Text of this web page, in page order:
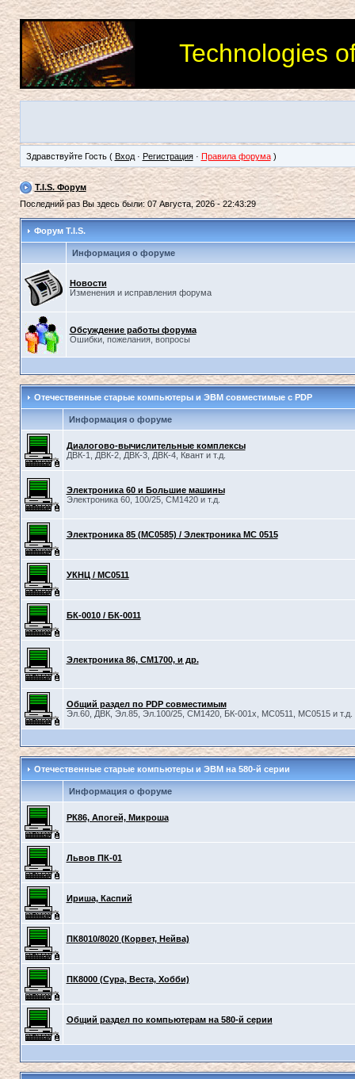
Technologies
Здравствуйте Гость ( Вход· Регистрация· Правила форума)
T.I.S. Форум
Последний раз Вы здесь были: 07 Августа, 2026 - 22:43:29
Форум T.I.S.
Информация о форуме
Новости
Изменения и исправления форума
Обсуждение работы форума
Ошибки, пожелания, вопросы
Отечественные старые компьютеры и ЭВМ совместимые с PDP
Информация о форуме
Диалогово-вычислительные комплексы
ДВК-1, ДВК-2, ДВК-3, ДВК-4, Квант и т.д.
Электроника 60 и Большие машины
Электроника 60, 100/25, СМ1420 и т.д.
Электроника 85 (МС0585) / Электроника МС 0515
УКНЦ / МС0511
БК-0010 / БК-0011
Электроника 86, СМ1700, и др.
Общий раздел по PDP совместимым
Эл.60, ДВК, Эл.85, Эл.100/25, СМ1420, БК-001х, МС0511, МС0515 и т.д.
Отечественные старые компьютеры и ЭВМ на 580-й серии
Информация о форуме
РК86, Апогей, Микроша
Львов ПК-01
Ириша, Каспий
ПК8010/8020 (Корвет, Нейва)
ПК8000 (Сура, Веста, Хобби)
Общий раздел по компьютерам на 580-й серии